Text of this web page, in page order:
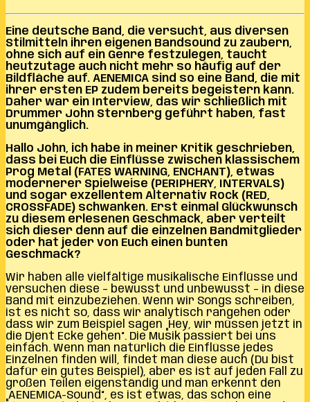
Eine deutsche Band, die versucht, aus diversen
Stilmitteln ihren eigenen Bandsound zu zaubern,
ohne sich auf ein Genre festzulegen, taucht
heutzutage auch nicht mehr so häufig auf der
Bildfläche auf. AENEMICA sind so eine Band, die mit
ihrer ersten EP zudem bereits begeistern kann.
Daher war ein Interview, das wir schließlich mit
Drummer John Sternberg geführt haben, fast
unumgänglich.
Hallo John, ich habe in meiner Kritik geschrieben,
dass bei Euch die Einflüsse zwischen klassischem
Prog Metal (FATES WARNING, ENCHANT), etwas
modernerer Spielweise (PERIPHERY, INTERVALS)
und sogar exzellentem Alternativ Rock (RED,
CROSSFADE) schwanken. Erst einmal Glückwunsch
zu diesem erlesenen Geschmack, aber verteilt
sich dieser denn auf die einzelnen Bandmitglieder
oder hat jeder von Euch einen bunten
Geschmack?
Wir haben alle vielfältige musikalische Einflüsse und
versuchen diese – bewusst und unbewusst – in diese
Band mit einzubeziehen. Wenn wir Songs schreiben,
ist es nicht so, dass wir analytisch rangehen oder
dass wir zum Beispiel sagen „Hey, wir müssen jetzt in
die Djent Ecke gehen“. Die Musik passiert bei uns
einfach. Wenn man natürlich die Einflüsse jedes
Einzelnen finden will, findet man diese auch (Du bist
dafür ein gutes Beispiel), aber es ist auf jeden Fall zu
großen Teilen eigenständig und man erkennt den
„AENEMICA-Sound“, es ist etwas, das schon eine